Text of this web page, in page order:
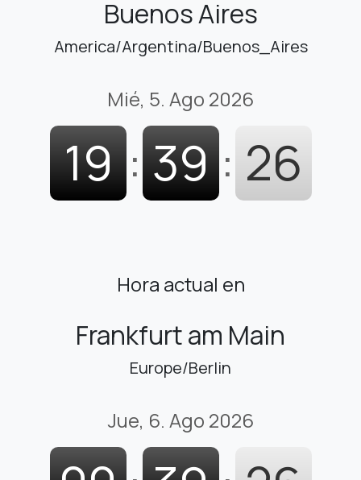
Buenos Aires
America/Argentina/Buenos_Aires
Mié, 5. Ago 2026
19 : 39 : 27
Hora actual en
Frankfurt am Main
Europe/Berlin
Jue, 6. Ago 2026